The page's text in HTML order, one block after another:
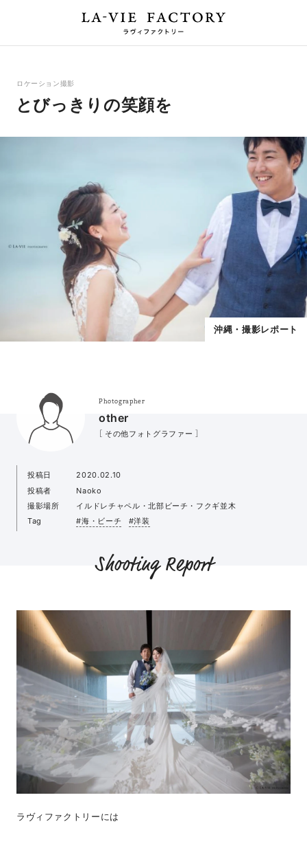
ロケーション撮影
とびっきりの笑顔を
沖縄・撮影レポート
Photographer
other
［ その他フォトグラファー ］
投稿日
2020.02.10
投稿者
Naoko
撮影場所
イルドレチャペル・北部ビーチ・フクギ並木
Tag
#海・ビーチ #洋装
Shooting Report
ラヴィファクトリーには